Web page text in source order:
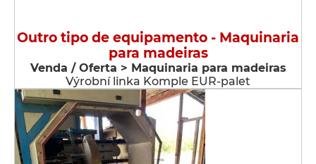
Outro tipo de equipamento - Maquinaria
para madeiras
Venda / Oferta > Maquinaria para madeiras
Výrobní linka Komple EUR-palet